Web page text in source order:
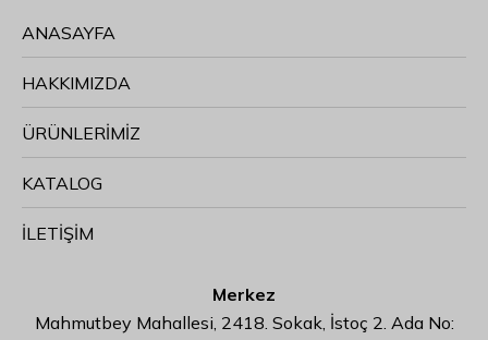
ANASAYFA
HAKKIMIZDA
ÜRÜNLERİMİZ
KATALOG
İLETİŞİM
Merkez
Mahmutbey Mahallesi, 2418. Sokak, İstoç 2. Ada No: